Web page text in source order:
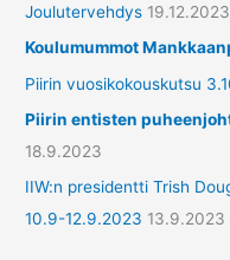
Joulutervehdys 19.12.2023
Koulumummot
Piirin vuosikokouskutsu
Piirin entisten
18.9.2023
IIW:n presidentti Trish
10.9-12.9.2023 13.9.2023